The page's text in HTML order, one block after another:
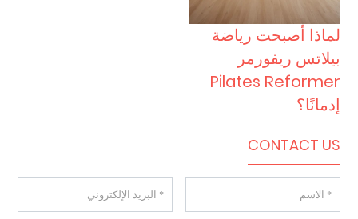
لماذا أصبحت رياضة
بيلاتس ريفورمر
Pilates Reformer
إدمانًا؟
CONTACT US